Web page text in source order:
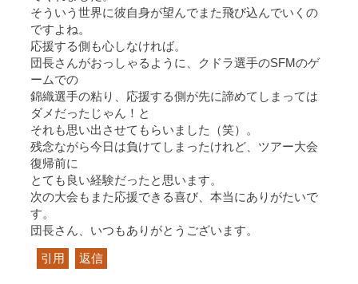
そういう世界に彼自身が望んでまた飛び込んでいくの
ですよね。
応援する側も心しなければ。
団長さんがおっしゃるように、クドラ選手のSFMのゲ
ームでの
錦織選手の粘り、応援する側が先に諦めてしまっては
ダメだったじゃん！と
それも思い出させてもらいました（笑）。
残念ながら今日は負けてしまったけれど、ツアー大会
復帰前に
とても良い経験だったと思います。
次の大会もまた応援できる喜び、本当にありがたいで
す。
団長さん、いつもありがとうございます。
引用 返信